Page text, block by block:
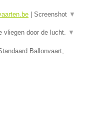
Screenshot ▼
vliegen door de lucht. ▼
Ballonvaart,